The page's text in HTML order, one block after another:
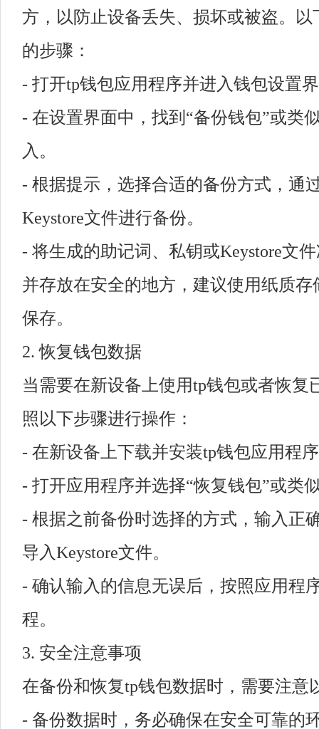
方，以防止设备丢失、损坏或被盗。以
的步骤：
- 打开tp钱包应用程序并进入钱包设置
- 在设置界面中，找到“备份钱包”或类
入。
- 根据提示，选择合适的备份方式，通
Keystore文件进行备份。
- 将生成的助记词、私钥或Keystore文
并存放在安全的地方，建议使用纸质
保存。
2. 恢复钱包数据
当需要在新设备上使用tp钱包或者恢复
照以下步骤进行操作：
- 在新设备上下载并安装tp钱包应用程
- 打开应用程序并选择“恢复钱包”或类
- 根据之前备份时选择的方式，输入正
导入Keystore文件。
- 确认输入的信息无误后，按照应用程
程。
3. 安全注意事项
在备份和恢复tp钱包数据时，需要注意
- 备份数据时，务必确保在安全可靠的